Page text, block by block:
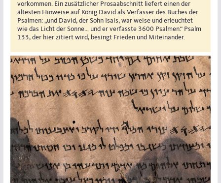
vorkommen. Ein zusätzlicher Prosaabschnitt liefert einen der
ältesten Hinweise auf König David als Verfasser des Buches der
Psalmen: „und David, der Sohn Isais, war weise und erleuchtet
wie das Licht der Sonne… und er verfasste 3600 Psalmen.“ Psalm
133, der hier zitiert wird, besingt Frieden und Miteinander.